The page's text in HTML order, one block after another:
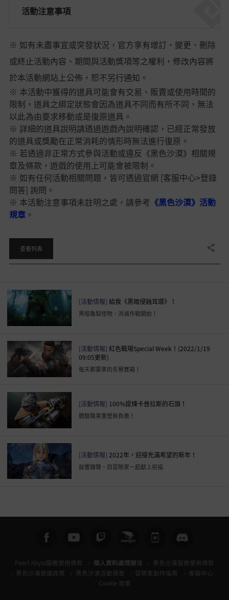
活動注意事項
※ 如有未盡事宜或突發狀況，官方享有增訂、變更、刪除
或終止活動內容、期間與活動獎項等之權利，修改內容將
於本活動網站上公佈，恕不另行通知。
※ 本活動中獲得的道具可能會有交易、販賣或使用時間的
限制，道具之綁定狀態會因為道具不同而有所不同，無法
以此為由要求移動或是復原道具。
※ 詳細的道具說明請透過遊戲內說明確認，已經正常發放
的道具或獎勵在正常消耗的情形時無法進行復原。
※ 若透過非正常方式參與活動或違反《黑色沙漠》相關規
章及條款，遊戲的使用上可能會被限制。
※ 如有任何活動相關問題，皆可透過官網 [客服中心>登錄
問答] 詢問。
※ 本活動注意事項未註明之處，請參考 《黑色沙漠》活動
規章。
查看列表 分享
[活動情報] 給我《黑暗侵蝕耳環》！
黑暗龜裂怪物，消滅作戰開始！
[活動情報] 紅色戰場Special Week！(2022/1/19
09:05更新)
每天都要拿的名譽寶箱！
[活動情報] 100%提煉卡普拉斯的石頭！
體驗職業重塑無負擔！
[活動情報] 2022年，迎接充滿希望的新年！
敲響鐘聲，與冒險家一起獻上祝福
Pearl Abyss服務使用條款 個人資料處理辦法
黑色沙漠服務使用條款
黑色沙漠營運政策
黑色沙漠活動規章 冒險家創作指南
客服中心
Cookie 政策